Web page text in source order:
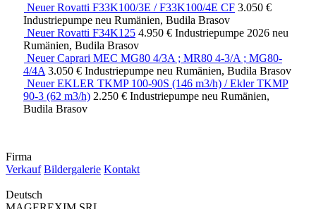
Neuer Rovatti F33K100/3E / F33K100/4E CF 3.050 €
Industriepumpe neu Rumänien, Budila Brasov
Neuer Rovatti F34K125 4.950 € Industriepumpe 2026 neu
Rumänien, Budila Brasov
Neuer Caprari MEC MG80 4/3A ; MR80 4-3/A ; MG80-
4/4A 3.050 € Industriepumpe neu Rumänien, Budila Brasov
Neuer EKLER TKMP 100-90S (146 m3/h) / Ekler TKMP
90-3 (62 m3/h) 2.250 € Industriepumpe neu Rumänien,
Budila Brasov
Firma
Verkauf Bildergalerie Kontakt
Deutsch